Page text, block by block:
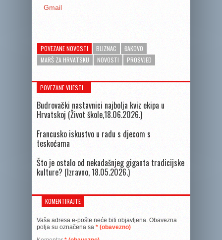
Gmail
POVEZANE NOVOSTI BLIZNAC
ĐAKOVO
MARŠ ZA HRVATSKU
NOVOSTI PROSVJED
POVEZANE VIJESTI...
Budrovački nastavnici najbolja kviz ekipa u
Hrvatskoj (Život škole,18.06.2026.)
Francusko iskustvo u radu s djecom s
teskoćama
Što je ostalo od nekadašnjeg giganta tradicijske
kulture? (Izravno, 18.05.2026.)
KOMENTIRAJTE
Vaša adresa e-pošte neće biti objavljena. Obavezna
polja su označena sa * (obavezno)